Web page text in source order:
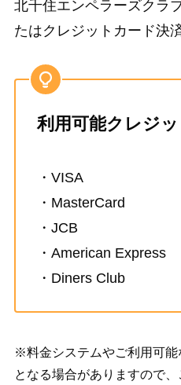
北千住エンペラーズクラ
たはクレジットカード決
利用可能クレジ
・VISA
・MasterCard
・JCB
・American Express
・Diners Club
※料金システムやご利用可
となる場合がありますので、